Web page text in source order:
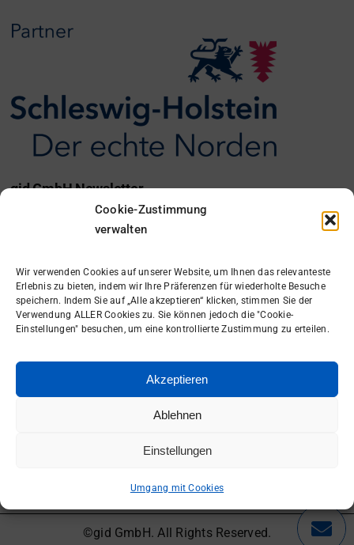
Cookie-Zustimmung
verwalten
Wir verwenden Cookies auf unserer Website, um Ihnen das relevanteste
Erlebnis zu bieten, indem wir Ihre Präferenzen für wiederholte Besuche
speichern. Indem Sie auf „Alle akzeptieren“ klicken, stimmen Sie der
Verwendung ALLER Cookies zu. Sie können jedoch die "Cookie-
Einstellungen" besuchen, um eine kontrollierte Zustimmung zu erteilen.
Akzeptieren
Ablehnen
Einstellungen
Umgang mit Cookies
gid GmbH Newsletter
Ich möchte den gid Newsletter erhalten.
Anmelden
Gutes Ticket
=
Schnellere Lösung
Hier entlang
©gid GmbH. All Rights Reserved.